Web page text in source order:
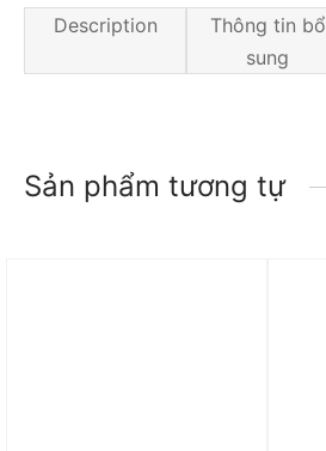
Description
Thông tin bổ
sung
Sản phẩm tương tự